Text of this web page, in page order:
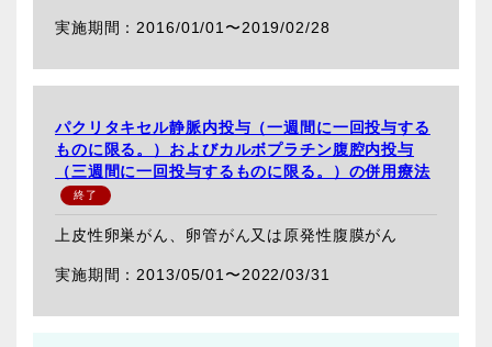
2016/01/01〜2019/02/28
パクリタキセル静脈内投与（一週間に一回投与する
ものに限る。）およびカルボプラチン腹腔内投与
（三週間に一回投与するものに限る。）の併用療法
上皮性卵巣がん、卵管がん又は原発性腹膜がん
2013/05/01〜2022/03/31